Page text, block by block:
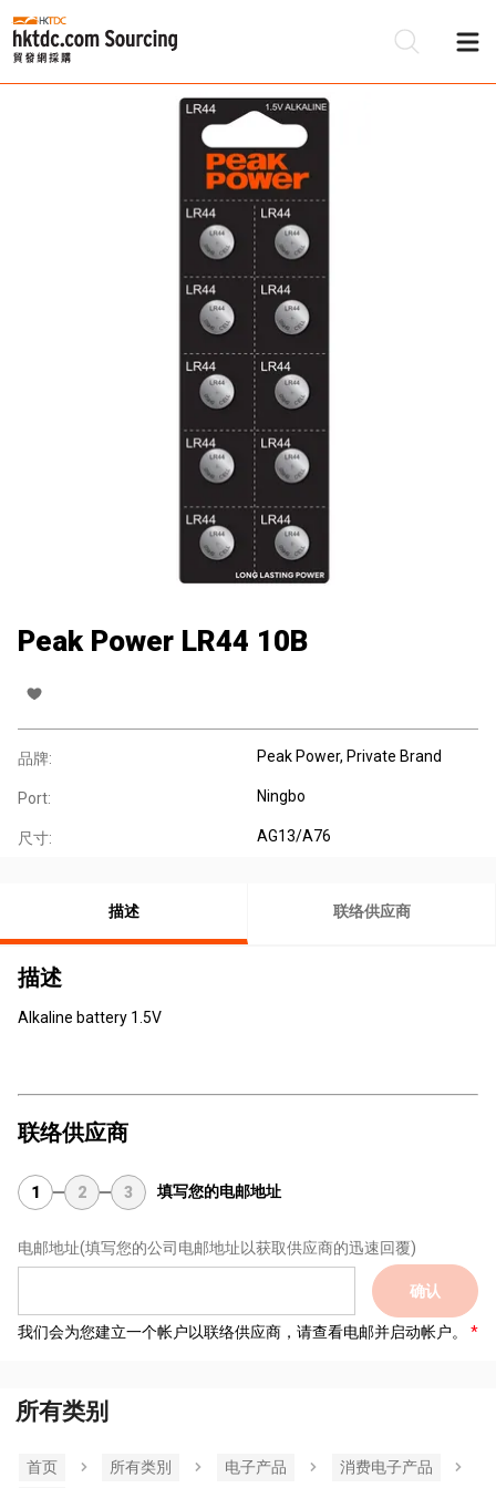
Peak Power LR44 10B
品牌: Peak Power, Private Brand
Port: Ningbo
尺寸: AG13/A76
描述 联络供应商
描述
Alkaline battery 1.5V
联络供应商
1 2 3 填写您的电邮地址
电邮地址(填写您的公司电邮地址以获取供应商的迅速回覆)
确认
我们会为您建立一个帐户以联络供应商，请查看电邮并启动帐户。
所有类别
首页 所有类別 电子产品 消费电子产品